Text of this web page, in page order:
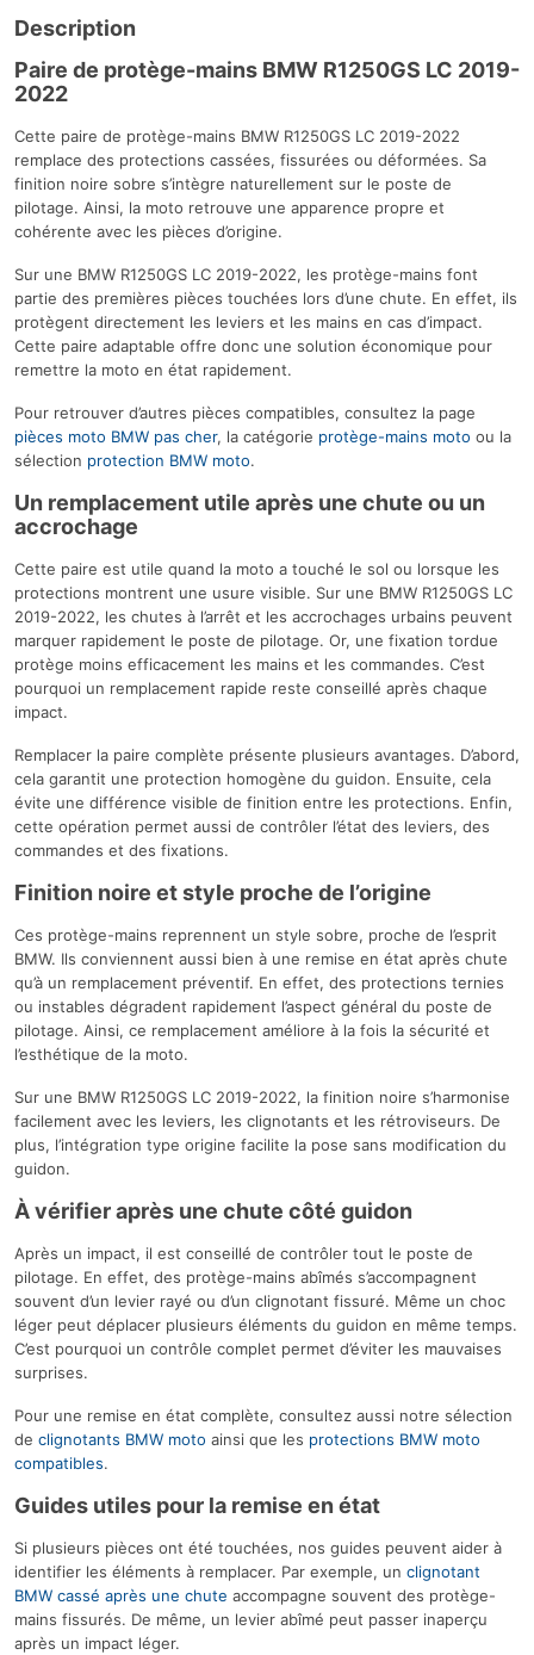
Description
Paire de protège-mains BMW R1250GS LC 2019-
2022
Cette paire de protège-mains BMW R1250GS LC 2019-2022
remplace des protections cassées, fissurées ou déformées. Sa
finition noire sobre s’intègre naturellement sur le poste de
pilotage. Ainsi, la moto retrouve une apparence propre et
cohérente avec les pièces d’origine.
Sur une BMW R1250GS LC 2019-2022, les protège-mains font
partie des premières pièces touchées lors d’une chute. En effet, ils
protègent directement les leviers et les mains en cas d’impact.
Cette paire adaptable offre donc une solution économique pour
remettre la moto en état rapidement.
Pour retrouver d’autres pièces compatibles, consultez la page
pièces moto BMW pas cher, la catégorie protège-mains moto ou la
sélection protection BMW moto.
Un remplacement utile après une chute ou un
accrochage
Cette paire est utile quand la moto a touché le sol ou lorsque les
protections montrent une usure visible. Sur une BMW R1250GS LC
2019-2022, les chutes à l’arrêt et les accrochages urbains peuvent
marquer rapidement le poste de pilotage. Or, une fixation tordue
protège moins efficacement les mains et les commandes. C’est
pourquoi un remplacement rapide reste conseillé après chaque
impact.
Remplacer la paire complète présente plusieurs avantages. D’abord,
cela garantit une protection homogène du guidon. Ensuite, cela
évite une différence visible de finition entre les protections. Enfin,
cette opération permet aussi de contrôler l’état des leviers, des
commandes et des fixations.
Finition noire et style proche de l’origine
Ces protège-mains reprennent un style sobre, proche de l’esprit
BMW. Ils conviennent aussi bien à une remise en état après chute
qu’à un remplacement préventif. En effet, des protections ternies
ou instables dégradent rapidement l’aspect général du poste de
pilotage. Ainsi, ce remplacement améliore à la fois la sécurité et
l’esthétique de la moto.
Sur une BMW R1250GS LC 2019-2022, la finition noire s’harmonise
facilement avec les leviers, les clignotants et les rétroviseurs. De
plus, l’intégration type origine facilite la pose sans modification du
guidon.
À vérifier après une chute côté guidon
Après un impact, il est conseillé de contrôler tout le poste de
pilotage. En effet, des protège-mains abîmés s’accompagnent
souvent d’un levier rayé ou d’un clignotant fissuré. Même un choc
léger peut déplacer plusieurs éléments du guidon en même temps.
C’est pourquoi un contrôle complet permet d’éviter les mauvaises
surprises.
Pour une remise en état complète, consultez aussi notre sélection
de clignotants BMW moto ainsi que les protections BMW moto
compatibles.
Guides utiles pour la remise en état
Si plusieurs pièces ont été touchées, nos guides peuvent aider à
identifier les éléments à remplacer. Par exemple, un clignotant
BMW cassé après une chute accompagne souvent des protège-
mains fissurés. De même, un levier abîmé peut passer inaperçu
après un impact léger.